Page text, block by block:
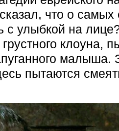
что о
с улыбкой на
клоуна,
малыша.
пытаются